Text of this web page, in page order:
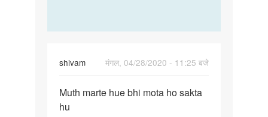
shivam
मंगल, 04/28/2020 - 11:25 बजे
Muth
marte
Muth marte hue bhi mota ho sakta
hu